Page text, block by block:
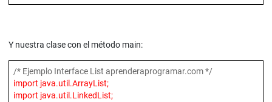
Y nuestra clase con el método main:
/* Ejemplo Interface List aprenderaprogramar.com */
import java.util.ArrayList;
import java.util.LinkedList;